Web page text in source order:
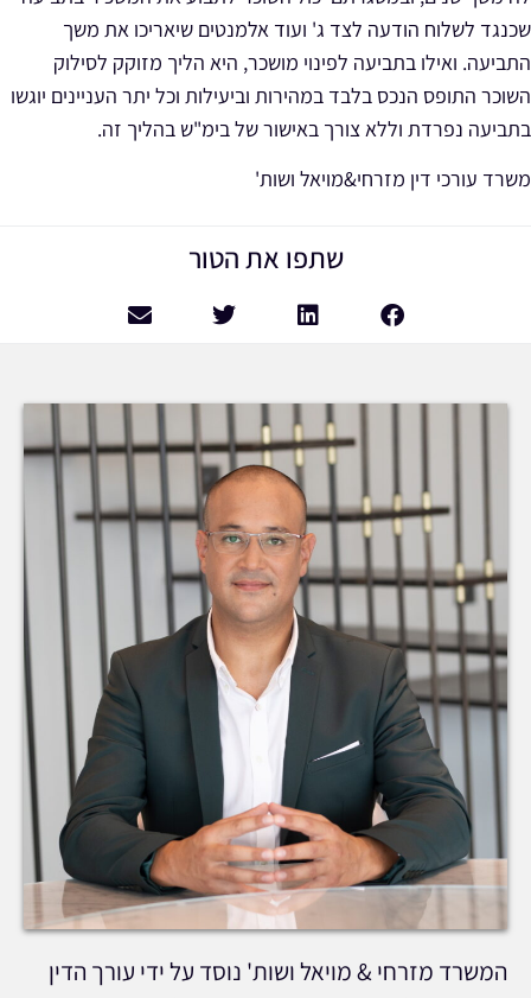
שכנגד לשלוח הודעה לצד ג' ועוד אלמנטים שיאריכו את משך
התביעה. ואילו בתביעה לפינוי מושכר, היא הליך מזוקק לסילוק
השוכר התופס הנכס בלבד במהירות וביעילות וכל יתר העניינים יוגשו
בתביעה נפרדת וללא צורך באישור של בימ"ש בהליך זה.
משרד עורכי דין מזרחי&מויאל ושות'
שתפו את הטור
המשרד מזרחי & מויאל ושות' נוסד על ידי עורך הדין